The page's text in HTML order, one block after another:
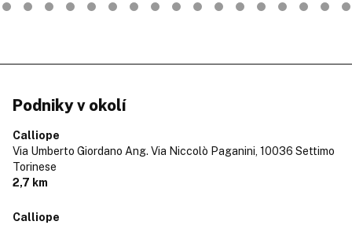
Podniky v okolí
Calliope
Via Umberto Giordano Ang. Via Niccolò Paganini, 10036 Settimo
Torinese
2,7 km
Calliope